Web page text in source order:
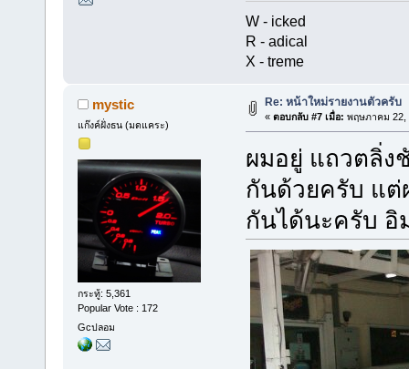
W - icked
R - adical
X - treme
mystic
แก๊งค์ฝั่งธน (มดแคระ)
กระทู้: 5,361
Popular Vote : 172
Gcปลอม
Re: หน้าใหม่รายงานตัวครับ
« ตอบกลับ #7 เมื่อ: พฤษภาคม 22,
ผมอยู่ แถวตลิ่ง
กันด้วยครับ แต่
กันได้นะครับ อิ